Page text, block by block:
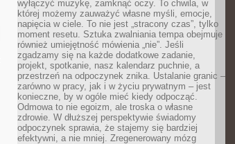
wyłączyć muzykę, zamknąć oczy. To chwila, w
której możemy zauważyć własne myśli, emocje,
napięcia w ciele. To nie jest „stracony czas”, tylko
moment resetu. Sztuka zwalniania tempa obejmuje
również umiejętność mówienia „nie”. Jeśli
zgadzamy się na każde dodatkowe zadanie,
projekt, spotkanie, nasz kalendarz puchnie, a
przestrzeń na odpoczynek znika. Ustalanie granic –
zarówno w pracy, jak i w życiu prywatnym – jest
konieczne, by w ogóle mieć kiedy odpocząć.
Odmowa to nie egoizm, ale troska o własne
zdrowie. W dłuższej perspektywie świadomy
odpoczynek sprawia, że stajemy się bardziej
efektywni, a nie mniej. Zregenerowany mózg